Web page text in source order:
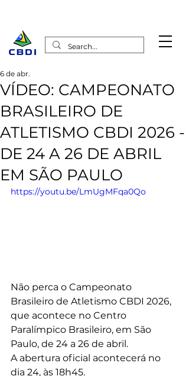
VÍDEO: CAMPEONATO
BRASILEIRO DE
ATLETISMO CBDI 2026 -
DE 24 A 26 DE ABRIL
EM SÃO PAULO
6 de abr.
https://youtu.be/LmUgMFqa0Qo
Não perca o Campeonato
Brasileiro de Atletismo CBDI 2026,
que acontece no Centro
Paralímpico Brasileiro, em São
Paulo, de 24 a 26 de abril.
A abertura oficial acontecerá no
dia 24, às 18h45.